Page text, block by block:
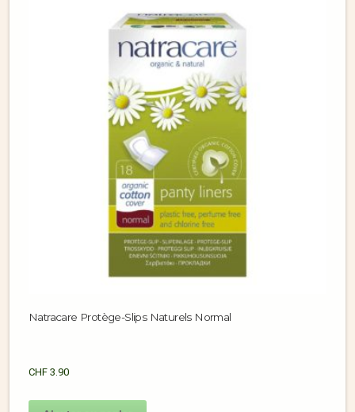
Natracare Protège-Slips Naturels Normal
CHF 3.90